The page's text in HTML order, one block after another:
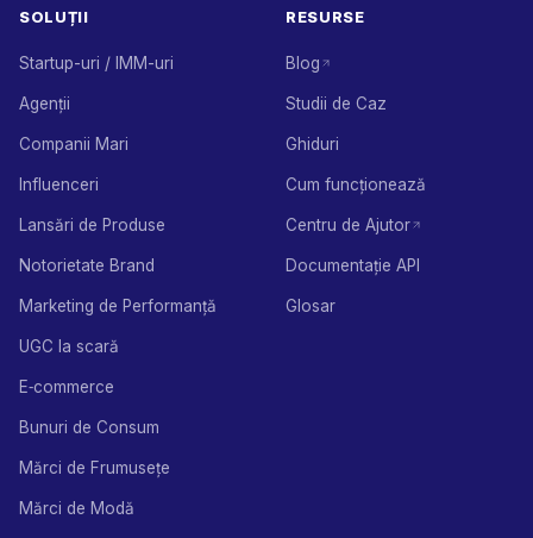
SOLUȚII
Startup-uri / IMM-uri
Agenții
Companii Mari
Influenceri
Lansări de Produse
Notorietate Brand
Marketing de Performanță
UGC la scară
E‑commerce
Bunuri de Consum
Mărci de Frumusețe
Mărci de Modă
RESURSE
Blog
Studii de Caz
Ghiduri
Cum funcționează
Centru de Ajutor
Documentație API
Glosar